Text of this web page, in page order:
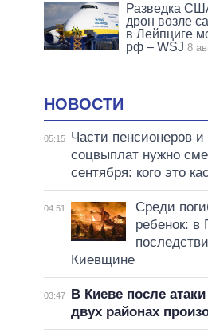
Разведка
дрон возле
в Лейпциге
рф – WSJ 8
НОВОСТИ
05:15
Части пенсионеров и
соцвыплат нужно
сентября: кого это
04:51
Среди
ребенок: в
Киевщине
03:47
В Киеве после
двух районах